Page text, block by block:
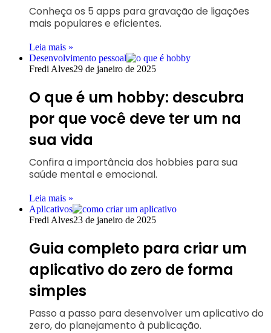
Conheça os 5 apps para gravação de ligações
mais populares e eficientes.
Leia mais »
Desenvolvimento pessoal
Fredi Alves29 de janeiro de 2025
O que é um hobby: descubra
por que você deve ter um na
sua vida
Confira a importância dos hobbies para sua
saúde mental e emocional.
Leia mais »
Aplicativos
Fredi Alves23 de janeiro de 2025
Guia completo para criar um
aplicativo do zero de forma
simples
Passo a passo para desenvolver um aplicativo do
zero, do planejamento à publicação.